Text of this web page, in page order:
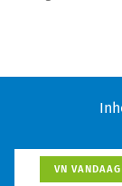
VN VANDAAG